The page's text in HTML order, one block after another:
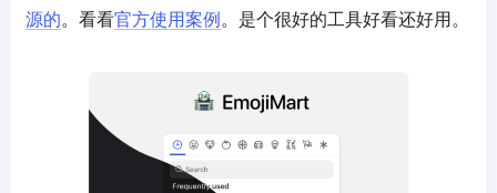
源的。看看官方使用案例 。是个很好的工具好看还好用。